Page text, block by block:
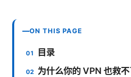
ON THIS PAGE
目录
为什么你的 VPN 也救